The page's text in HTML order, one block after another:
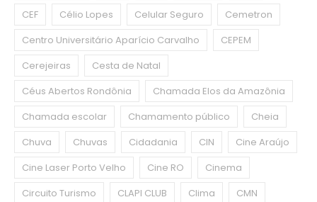
CEF
Célio Lopes Celular Seguro
Cemetron
Centro Universitário Aparício Carvalho
CEPEM
Cerejeiras
Cesta de Natal
Céus Abertos Rondônia
Chamada Elos da Amazônia
Chamada escolar
Chamamento público
Cheia
Chuva
Chuvas Cidadania CIN
Cine Araújo
Cine Laser Porto Velho
Cine RO
Cinema
Circuito Turismo
CLAPI CLUB Clima
CMN